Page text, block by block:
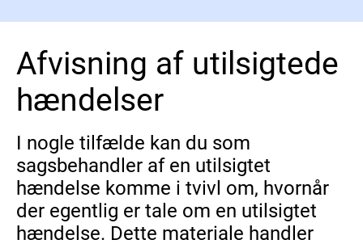
Afvisning af utilsigtede
hændelser
I nogle tilfælde kan du som
sagsbehandler af en utilsigtet
hændelse komme i tvivl om, hvornår
der egentlig er tale om en utilsigtet
hændelse. Dette materiale handler